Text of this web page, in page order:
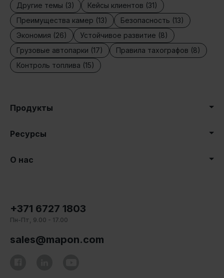
Другие темы (3)
Кейсы клиентов (31)
Преимущества камер (13)
Безопасность (13)
Экономия (26)
Устойчивое развитие (8)
Грузовые автопарки (17)
Правила тахографов (8)
Контроль топлива (15)
Продукты
Ресурсы
О нас
+371 6727 1803
Пн-Пт, 9.00 - 17.00
sales@mapon.com